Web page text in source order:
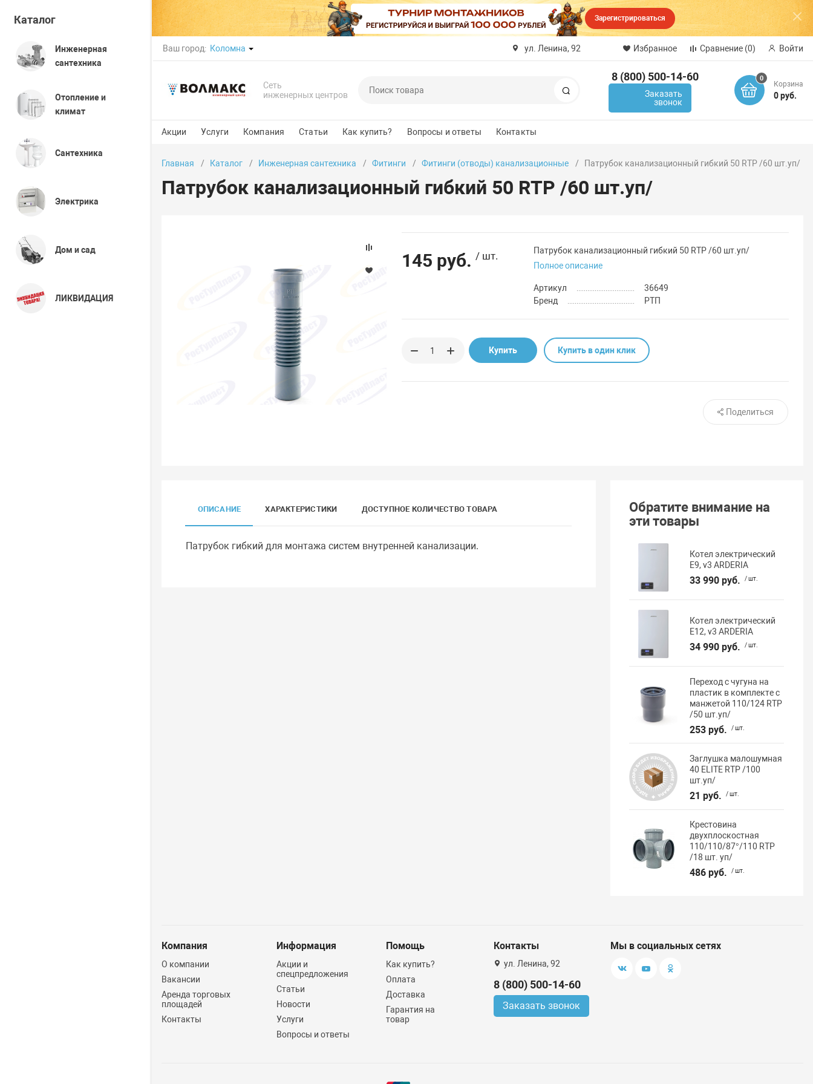
Зарегистрироваться
Ваш город: Коломна ул. Ленина, 92 Избранное Сравнение (0) Войти
Сеть
инженерных центров
8 (800) 500-14-60
Заказать
звонок
0
Корзина
0 руб.
Акции Услуги Компания Статьи Как купить? Вопросы и ответы Контакты
Каталог
Инженерная
сантехника
Отопление и
климат
Сантехника
Электрика
Дом и сад
ЛИКВИДАЦИЯ
Главная Каталог Инженерная сантехника Фитинги Фитинги (отводы) канализационные Патрубок канализационный гибкий 50 RTP /60 шт.уп/
Патрубок канализационный гибкий 50 RTP /60 шт.уп/
145 руб. / шт.
Патрубок канализационный гибкий 50 RTP /60 шт.уп/
Полное описание
Артикул
36649
Бренд
РТП
Купить Купить в один клик
Поделиться
ОПИСАНИЕ ХАРАКТЕРИСТИКИ ДОСТУПНОЕ КОЛИЧЕСТВО ТОВАРА
Патрубок гибкий для монтажа систем внутренней канализации.
Обратите внимание на
эти товары
Котел электрический
E9, v3 ARDERIA
33 990 руб. / шт.
Котел электрический
E12, v3 ARDERIA
34 990 руб. / шт.
Переход с чугуна на
пластик в комплекте с
манжетой 110/124 RTP
/50 шт.уп/
253 руб. / шт.
Заглушка малошумная
40 ELITE RTP /100
шт.уп/
21 руб. / шт.
Крестовина
двухплоскостная
110/110/87°/110 RTP
/18 шт. уп/
486 руб. / шт.
Компания
О компании
Вакансии
Аренда торговых
площадей
Контакты
Информация
Акции и
спецпредложения
Статьи
Новости
Услуги
Вопросы и ответы
Помощь
Как купить?
Оплата
Доставка
Гарантия на
товар
Контакты
ул. Ленина, 92
8 (800) 500-14-60
Заказать звонок
Мы в социальных сетях